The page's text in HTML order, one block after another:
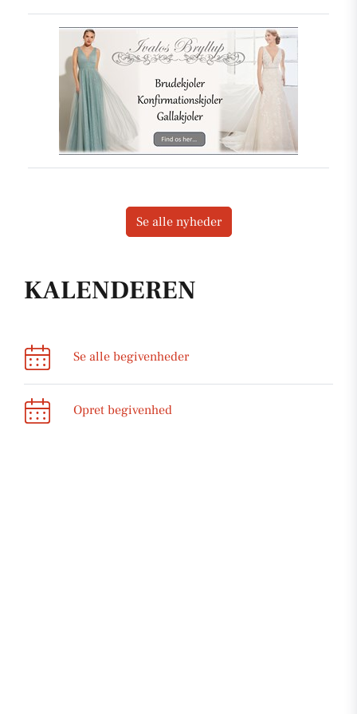
KALENDEREN
Se alle begivenheder
Opret begivenhed
Se alle nyheder